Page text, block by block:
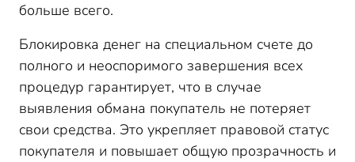
больше всего.
Блокировка денег на специальном счете до
полного и неоспоримого завершения всех
процедур гарантирует, что в случае
выявления обмана покупатель не потеряет
свои средства. Это укрепляет правовой статус
покупателя и повышает общую прозрачность и